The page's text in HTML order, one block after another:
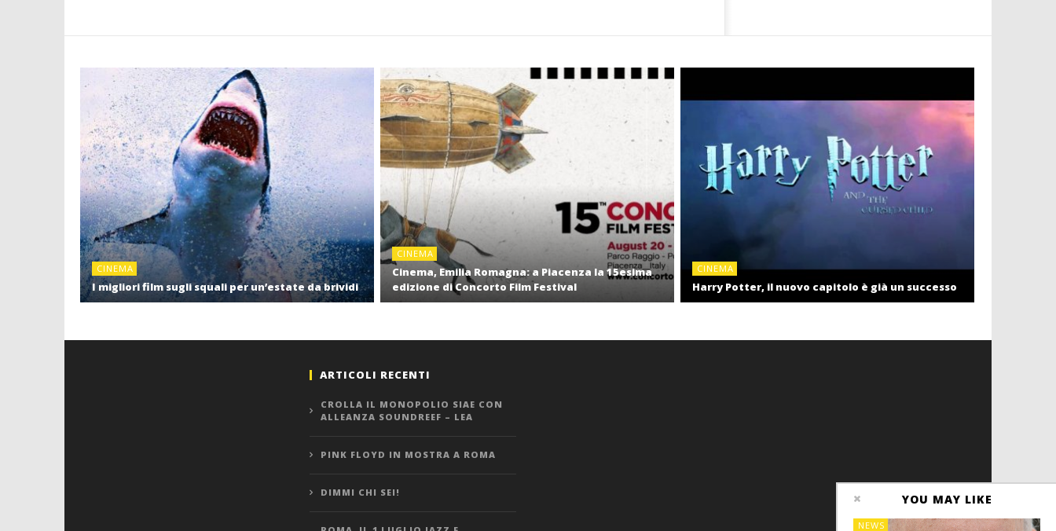
YOU MAY LIKE
NEWS
CINEMA
I migliori film sugli squali per un’estate da brividi
CINEMA
Cinema, Emilia Romagna: a Piacenza la 15esima
edizione di Concorto Film Festival
CINEMA
Harry Potter, il nuovo capitolo è già un successo
ARTICOLI RECENTI
CROLLA IL MONOPOLIO SIAE CON
ALLEANZA SOUNDREEF – LEA
PINK FLOYD IN MOSTRA A ROMA
DIMMI CHI SEI!